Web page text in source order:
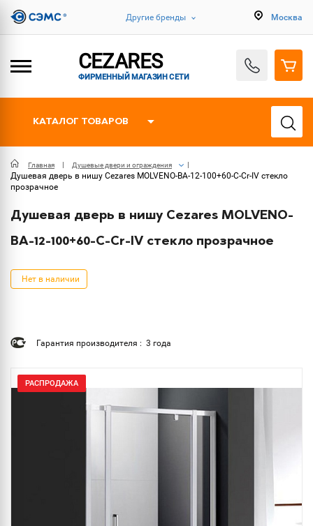
Другие бренды Москва
CEZARES
ФИРМЕННЫЙ МАГАЗИН СЕТИ
КАТАЛОГ ТОВАРОВ
Главная Душевые двери и ограждения
Душевая дверь в нишу Cezares MOLVENO-BA-12-100+60-C-Cr-IV стекло
прозрачное
Душевая дверь в нишу Cezares MOLVENO-
BA-12-100+60-C-Cr-IV стекло прозрачное
Нет в наличии
Гарантия производителя : 3 года
РАСПРОДАЖА